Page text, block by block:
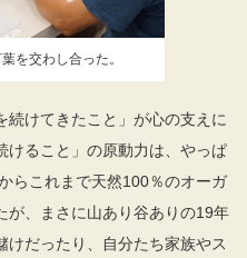
を交わし合った。
けてきたこと」が心の支えに
けること」の原動力は、やっぱ
らこれまで天然100％のオーガ
が、まさに山あり谷ありの19年
けだったり、自分たち家族やス